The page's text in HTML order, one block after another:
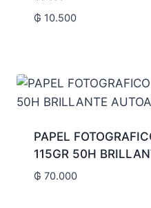
₲ 10.500
PAPEL
115GR 50H
₲ 70.000